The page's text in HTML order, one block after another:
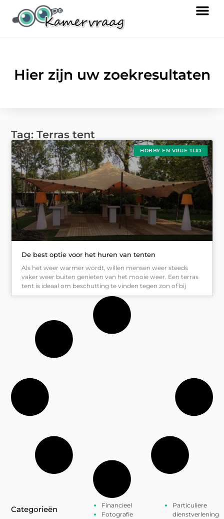
Hier zijn uw zoekresultaten
Tag: Terras tent
HOBBY EN VRIJE TIJD
De best optie voor het huren van tenten
Als het weer warmer wordt, willen mensen weer steeds
vaker weer buiten genieten van het mooie weer. Een terras
tent is ideaal om beschutting te vinden tegen zon of bij
Categorieën
Financieel
Fotografie
Particuliere
dienstverlening